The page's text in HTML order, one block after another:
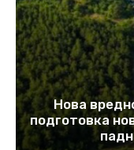
Нова
подготовка